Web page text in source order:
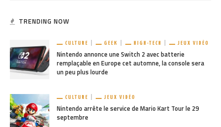
TRENDING NOW
CULTURE GEEK HIGH-TECH JEUX VIDÉO
Nintendo annonce une Switch 2 avec batterie
remplaçable en Europe cet automne, la console sera
un peu plus lourde
CULTURE JEUX VIDÉO
Nintendo arrête le service de Mario Kart Tour le 29
septembre